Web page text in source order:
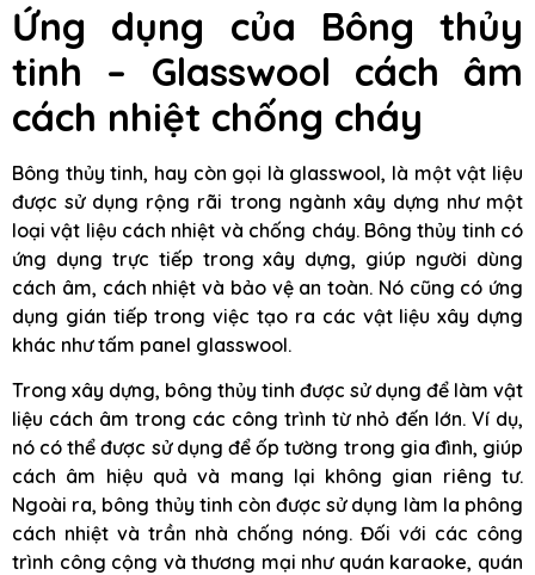
Ứng dụng của Bông thủy
tinh – Glasswool cách âm
cách nhiệt chống cháy
Bông thủy tinh, hay còn gọi là glasswool, là một vật liệu
được sử dụng rộng rãi trong ngành xây dựng như một
loại vật liệu cách nhiệt và chống cháy. Bông thủy tinh có
ứng dụng trực tiếp trong xây dựng, giúp người dùng
cách âm, cách nhiệt và bảo vệ an toàn. Nó cũng có ứng
dụng gián tiếp trong việc tạo ra các vật liệu xây dựng
khác như tấm panel glasswool.
Trong xây dựng, bông thủy tinh được sử dụng để làm vật
liệu cách âm trong các công trình từ nhỏ đến lớn. Ví dụ,
nó có thể được sử dụng để ốp tường trong gia đình, giúp
cách âm hiệu quả và mang lại không gian riêng tư.
Ngoài ra, bông thủy tinh còn được sử dụng làm la phông
cách nhiệt và trần nhà chống nóng. Đối với các công
trình công cộng và thương mại như quán karaoke, quán